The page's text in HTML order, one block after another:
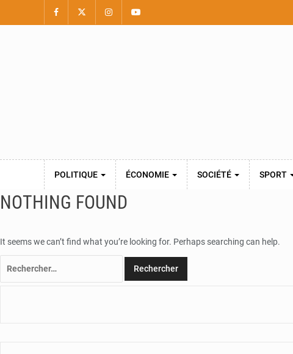
POLITIQUE ÉCONOMIE SOCIÉTÉ SPORT
NOTHING FOUND
It seems we can’t find what you’re looking for. Perhaps searching can help.